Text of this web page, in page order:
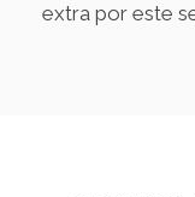
extra por este